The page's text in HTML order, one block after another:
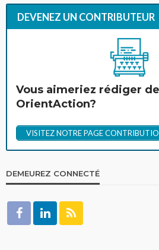
DEVENEZ UN CONTRIBUTEUR
Vous aimeriez rédiger
OrientAction?
VISITEZ NOTRE PAGE
DEMEUREZ CONNECTÉ